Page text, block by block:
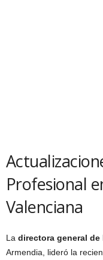
Profesional
Valenciana
La directora general
Armendia, lideró la